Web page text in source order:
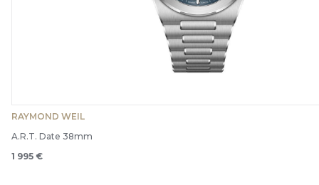
RAYMOND WEIL
A.R.T. Date 38mm
1 995 €